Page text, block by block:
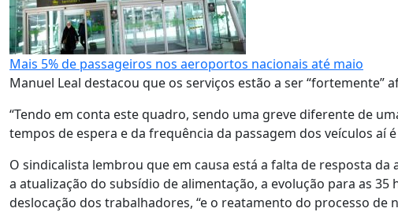
Mais 5% de passageiros nos aeroportos nacionais até maio
Manuel Leal destacou que os serviços estão a ser “fortemente”
“Tendo em conta este quadro, sendo uma greve diferente de
tempos de espera e da frequência da passagem dos veículos aí
O sindicalista lembrou que em causa está a falta de resposta
a atualização do subsídio de alimentação, a evolução para as
deslocação dos trabalhadores, “e o reatamento do processo